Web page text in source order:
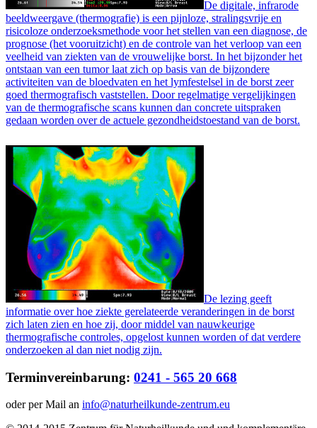
De digitale, infrarode
beeldweergave (thermografie) is een pijnloze, stralingsvrije en
risicoloze onderzoeksmethode voor het stellen van een diagnose, de
prognose (het vooruitzicht) en de controle van het verloop van een
veelheid van ziekten van de vrouwelijke borst. In het bijzonder het
ontstaan van een tumor laat zich op basis van de bijzondere
activiteiten van de bloedvaten en het lymfestelsel in de borst zeer
goed thermografisch vaststellen. Door regelmatige vergelijkingen
van de thermografische scans kunnen dan concrete uitspraken
gedaan worden over de actuele gezondheidstoestand van de borst.
De lezing geeft
informatie over hoe ziekte gerelateerde veranderingen in de borst
zich laten zien en hoe zij, door middel van nauwkeurige
thermografische controles, opgelost kunnen worden of dat verdere
onderzoeken al dan niet nodig zijn.
Terminvereinbarung: 0241 - 565 20 668
oder per Mail an info@naturheilkunde-zentrum.eu